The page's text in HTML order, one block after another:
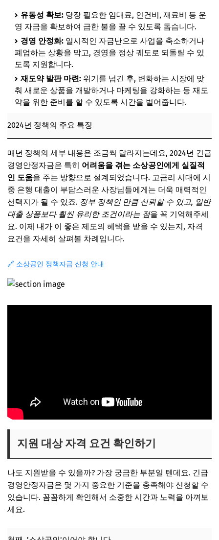
유동성 확보: 당장 필요한 임대료, 인건비, 재료비 등 운
영 자금을 확보하여 급한 불을 끌 수 있도록 돕습니다.
경영 안정화: 일시적인 자금난으로 사업을 축소하거나
폐업하는 상황을 막고, 경영을 정상 궤도로 되돌릴 수 있
도록 지원합니다.
재도약 발판 마련: 위기를 넘긴 후, 변화하는 시장에 맞
춰 새로운 상품을 개발하거나 마케팅을 강화하는 등 재도
약을 위한 준비를 할 수 있도록 시간을 벌어줍니다.
2024년 정책의 주요 특징
매년 정책의 세부 내용은 조금씩 달라지는데요, 2024년 긴급
경영안정자금은 특히 어려움을 겪는 소상공인에게 실질적
인 도움을 주는 방향으로 설계되었습니다. 고금리 시대에 시
중 은행 대출이 부담스러운 사장님들에게는 더욱 매력적인
선택지가 될 수 있죠. 정부 정책인 만큼 신뢰할 수 있고, 일반
대출 상품보다 훨씬 유리한 조건이라는 점을 꼭 기억해주세
요. 이제 내가 이 좋은 제도의 혜택을 받을 수 있는지, 자격
요건을 자세히 살펴볼 차례입니다.
🔗 소상공인 정책자금 신청 안내
지원 대상 자격 요건 확인하기
나도 지원받을 수 있을까? 가장 궁금한 부분일 텐데요. 긴급
경영안정자금은 몇 가지 중요한 기준을 충족해야 신청할 수
있습니다. 꼼꼼하게 확인해서 소중한 시간과 노력을 아껴보
세요.